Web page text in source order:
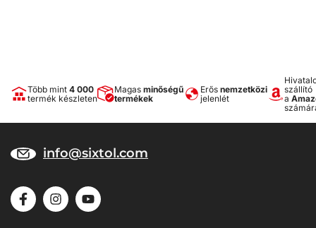
Több mint 4 000
termék készleten
Magas minőségű
termékek
Erős nemzetközi
jelenlét
szállító
a
info@sixtol.com